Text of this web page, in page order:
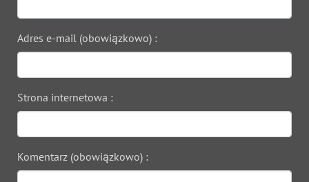
Adres e-mail (obowiązkowo) :
Strona internetowa :
Komentarz (obowiązkowo) :